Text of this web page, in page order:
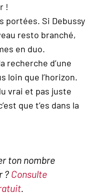
!
portées. Si Debussy
resto branché,
en duo.
recherche d’une
loin que l’horizon.
vrai et pas juste
que t’es dans la
ton nombre
? Consulte
.